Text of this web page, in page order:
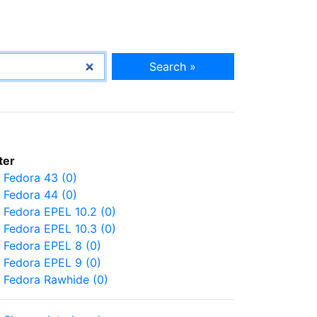
Search »
Fedora 43 (0)
Fedora 44 (0)
Fedora EPEL 10.2 (0)
Fedora EPEL 10.3 (0)
Fedora EPEL 8 (0)
Fedora EPEL 9 (0)
Fedora Rawhide (0)